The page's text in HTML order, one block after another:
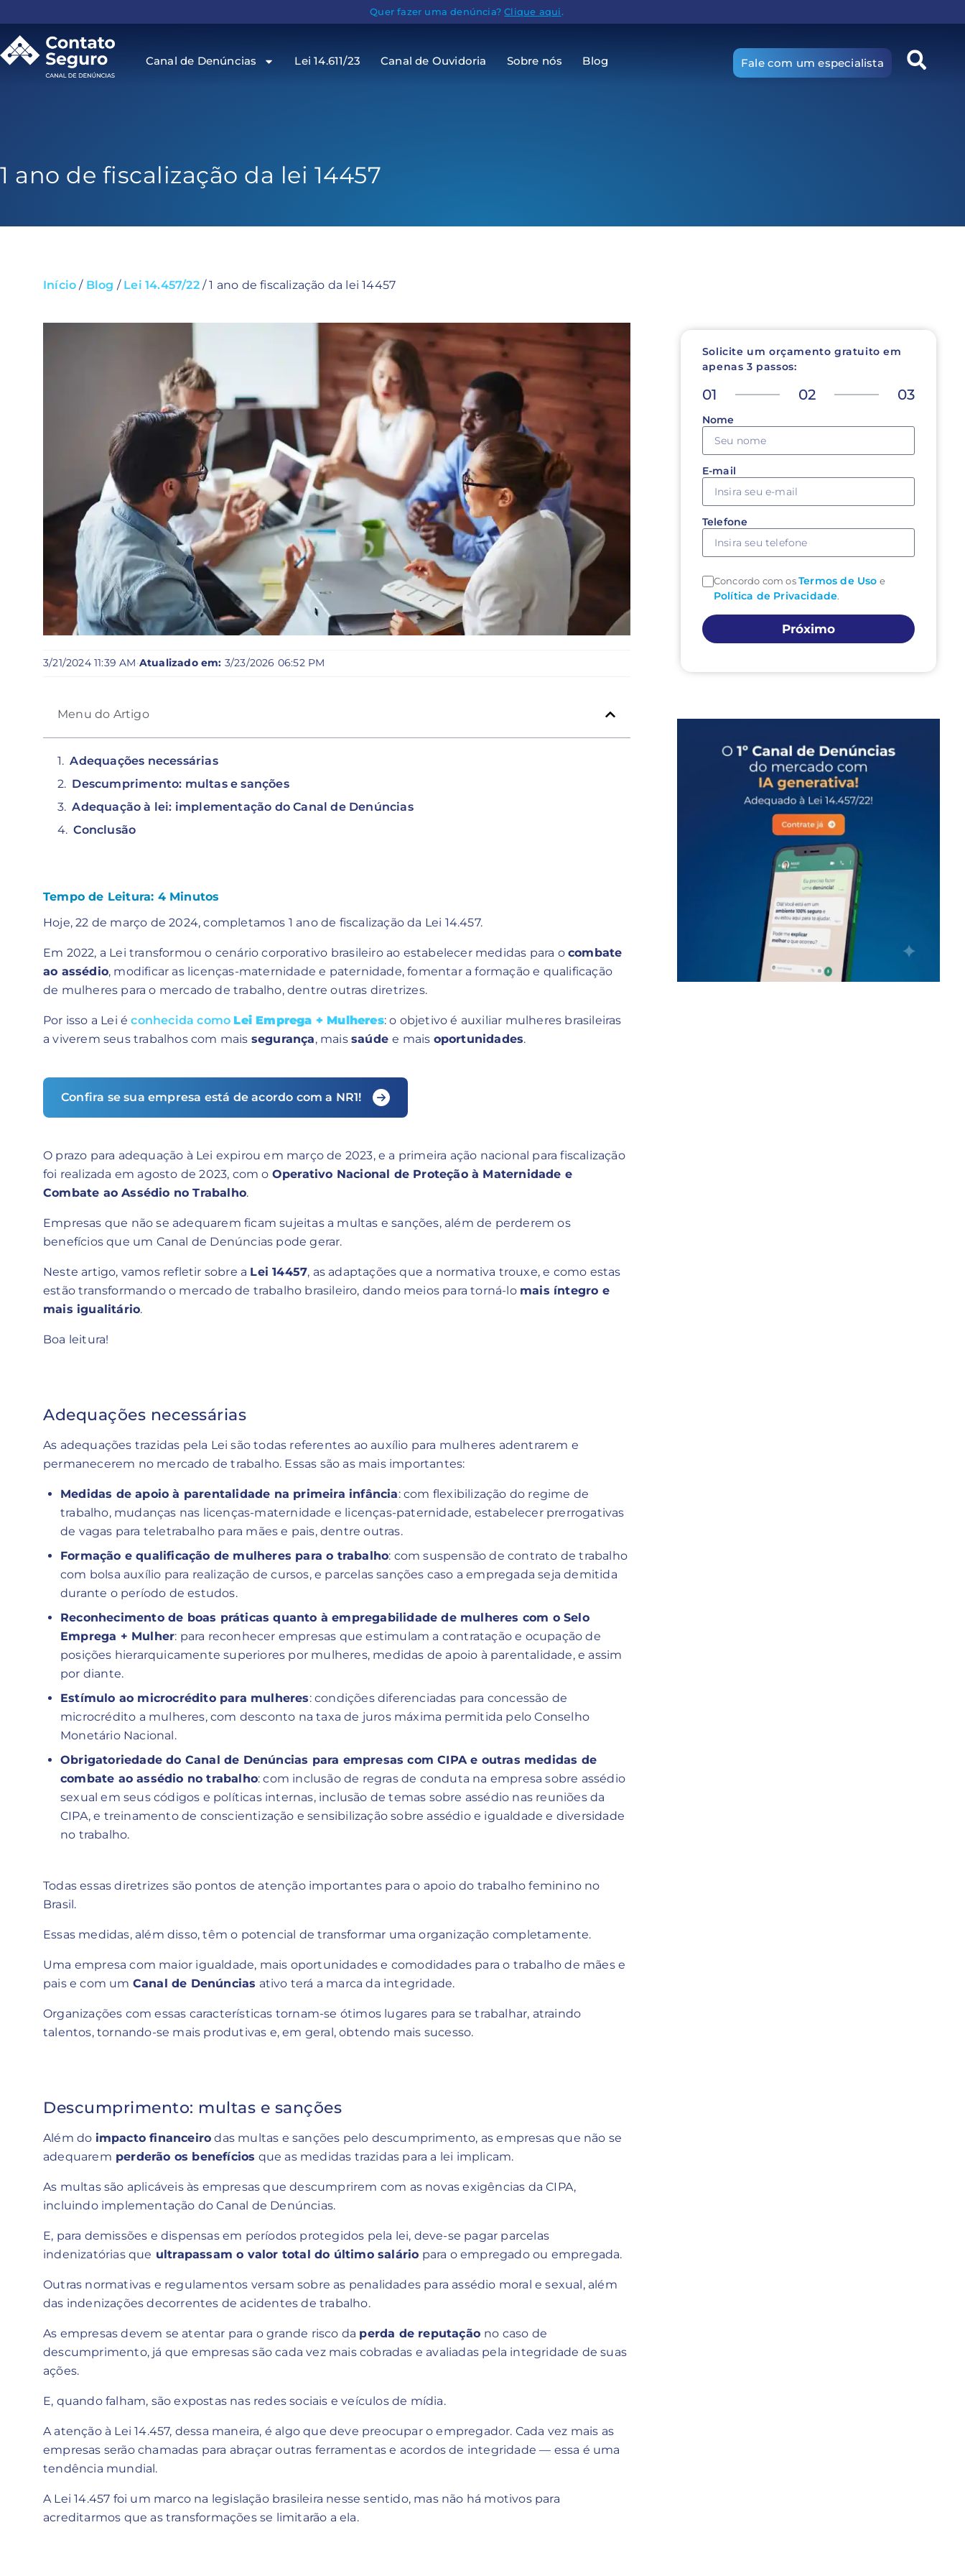
Quer fazer uma denúncia?Clique aqui.
Canal de Denúncias Lei 14.611/23 Canal de Ouvidoria Sobre nós Blog Fale com um especialista
1 ano de fiscalização da lei 14457
Início / Blog / Lei 14.457/22/1 ano de fiscalização da lei 14457
3/21/2024 11:39 AM·Atualizado em: 3/23/2026 06:52 PM
Menu do Artigo
Adequações necessárias
Descumprimento: multas e sanções
Adequação à lei: implementação do Canal de Denúncias
Conclusão
Tempo de Leitura: 4 Minutos
Hoje, 22 de março de 2024, completamos 1 ano de fiscalização da Lei 14.457.
Em 2022, a Lei transformou o cenário corporativo brasileiro ao estabelecer medidas para o combate
ao assédio, modificar as licenças-maternidade e paternidade, fomentar a formação e qualificação
de mulheres para o mercado de trabalho, dentre outras diretrizes.
Por isso a Lei éconhecida como Lei Emprega + Mulheres: o objetivo é auxiliar mulheres brasileiras
a viverem seus trabalhos com mais segurança, maissaúdee mais oportunidades.
Confira se sua empresa está de acordo com a NR1!
O prazo para adequação à Lei expirou em março de 2023, e a primeira ação nacional para fiscalização
foi realizada em agosto de 2023, com o Operativo Nacional de Proteção à Maternidade e
Combate ao Assédio no Trabalho.
Empresas que não se adequarem ficam sujeitas a multas e sanções, além de perderem os
benefícios que um Canal de Denúncias pode gerar.
Neste artigo, vamos refletir sobre a Lei 14457, as adaptações que a normativa trouxe, e como estas
estão transformando o mercado de trabalho brasileiro, dando meios para torná-lo mais íntegro e
mais igualitário.
Boa leitura!
Adequações necessárias
As adequações trazidas pela Lei são todas referentes ao auxílio para mulheres adentrarem e
permanecerem no mercado de trabalho. Essas são as mais importantes:
Medidas de apoio à parentalidade na primeira infância: com flexibilização do regime de
trabalho, mudanças nas licenças-maternidade e licenças-paternidade, estabelecer prerrogativas
de vagas para teletrabalho para mães e pais, dentre outras.
Formação e qualificação de mulheres para o trabalho: com suspensão de contrato de trabalho
com bolsa auxílio para realização de cursos, e parcelas sanções caso a empregada seja demitida
durante o período de estudos.
Reconhecimento de boas práticas quanto à empregabilidade de mulheres com o Selo
Emprega + Mulher: para reconhecer empresas que estimulam a contratação e ocupação de
posições hierarquicamente superiores por mulheres, medidas de apoio à parentalidade, e assim
por diante.
Estímulo ao microcrédito para mulheres: condições diferenciadas para concessão de
microcrédito a mulheres, com desconto na taxa de juros máxima permitida pelo Conselho
Monetário Nacional.
Obrigatoriedade do Canal de Denúncias para empresas com CIPA e outras medidas de
combate ao assédio no trabalho: com inclusão de regras de conduta na empresa sobre assédio
sexual em seus códigos e políticas internas, inclusão de temas sobre assédio nas reuniões da
CIPA, e treinamento de conscientização e sensibilização sobre assédio e igualdade e diversidade
no trabalho.
Todas essas diretrizes são pontos de atenção importantes para o apoio do trabalho feminino no
Brasil.
Essas medidas, além disso, têm o potencial de transformar uma organização completamente.
Uma empresa com maior igualdade, mais oportunidades e comodidades para o trabalho de mães e
pais e com um Canal de Denúncias ativo terá a marca da integridade.
Organizações com essas características tornam-se ótimos lugares para se trabalhar, atraindo
talentos, tornando-se mais produtivas e, em geral, obtendo mais sucesso.
Descumprimento: multas e sanções
Além do impacto financeiro das multas e sanções pelo descumprimento, as empresas que não se
adequarem perderão os benefícios que as medidas trazidas para a lei implicam.
As multas são aplicáveis às empresas que descumprirem com as novas exigências da CIPA,
incluindo implementação do Canal de Denúncias.
E, para demissões e dispensas em períodos protegidos pela lei, deve-se pagar parcelas
indenizatórias que ultrapassam o valor total do último salário para o empregado ou empregada.
Outras normativas e regulamentos versam sobre as penalidades para assédio moral e sexual, além
das indenizações decorrentes de acidentes de trabalho.
As empresas devem se atentar para o grande risco da perda de reputação no caso de
descumprimento, já que empresas são cada vez mais cobradas e avaliadas pela integridade de suas
ações.
E, quando falham, são expostas nas redes sociais e veículos de mídia.
A atenção à Lei 14.457, dessa maneira, é algo que deve preocupar o empregador. Cada vez mais as
empresas serão chamadas para abraçar outras ferramentas e acordos de integridade — essa é uma
tendência mundial.
A Lei 14.457 foi um marco na legislação brasileira nesse sentido, mas não há motivos para
acreditarmos que as transformações se limitarão a ela.
Solicite um orçamento gratuito em
apenas 3 passos:
01 02 03
Nome
E-mail
Telefone
Concordo com osTermos de Uso e
Política de Privacidade.
Próximo